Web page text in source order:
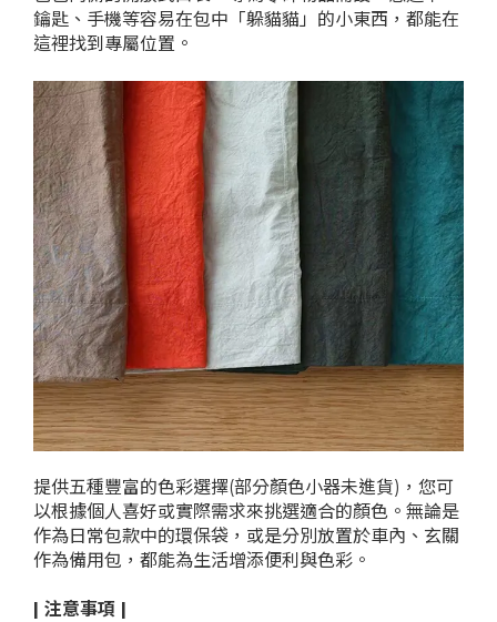
鑰匙、手機等容易在包中「躲貓貓」的小東西，都能在
這裡找到專屬位置。
提供五種豐富的色彩選擇(部分顏色小器未進貨)，您可
以根據個人喜好或實際需求來挑選適合的顏色。無論是
作為日常包款中的環保袋，或是分別放置於車內、玄關
作為備用包，都能為生活增添便利與色彩。
| 注意事項 |